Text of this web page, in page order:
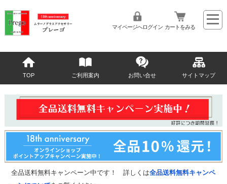
マイページへログイン カートをみる
TOP ご利用案内 お問い合せ サイトマップ
全品送料無料キャンペーン中です！ 詳しくは全品送料無料キャンペ